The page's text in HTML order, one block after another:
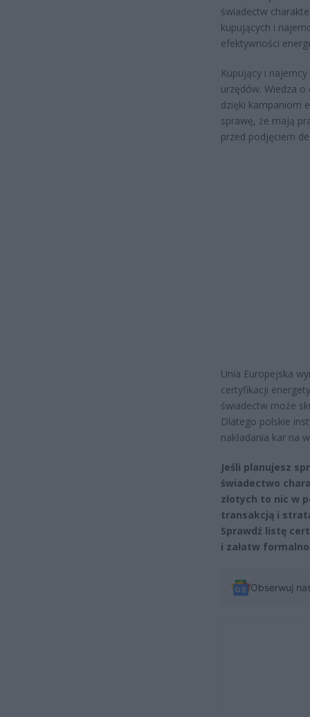
świadectw
kupujących i
efektywności
Kupujący i
urzędów. Wiedza
dzięki kampaniom
sprawę, że mają
przed podjęciem
Unia Europejska
certyfikacji
świadectw może
Dlatego polskie
nakładania kar na
Jeśli planujesz
świadectwo
złotych to nic w
transakcją i
Sprawdź listę
i załatw
Obserwuj